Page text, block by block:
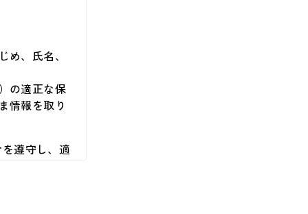
、氏名、
の適正な保
情報を取り
遵守し、適